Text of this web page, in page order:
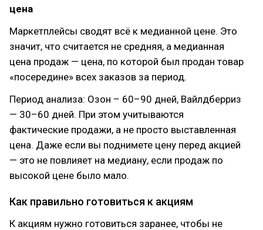
цена
Маркетплейсы сводят всё к медианной цене. Это
значит, что считается не средняя, а медианная
цена продаж — цена, по которой был продан товар
«посередине» всех заказов за период.
Период анализа: Озон – 60–90 дней, Вайлдберриз
— 30–60 дней. При этом учитываются
фактические продажи, а не просто выставленная
цена. Даже если вы поднимете цену перед акцией
— это не повлияет на медиану, если продаж по
высокой цене было мало.
Как правильно готовиться к акциям
К акциям нужно готовиться заранее, чтобы не